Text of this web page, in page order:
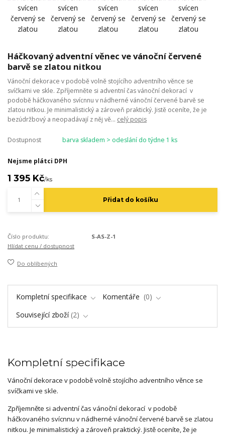
Háčkovaný adventní věnec ve vánoční červené
barvě se zlatou nitkou
Vánoční dekorace v podobě volně stojícího adventního věnce se
svíčkami ve skle. Zpříjemněte si adventní čas vánoční dekorací v
podobě háčkovaného svícnnu v nádherné vánoční červené barvě se
zlatou nitkou. Je minimalistický a zároveň praktický. Jistě oceníte, že je
bezúdržbový a neopadávají z něj vě... celý popis
Dostupnost barva skladem > odeslání do týdne 1 ks
Nejsme plátci DPH
1 395 Kč/ks
Přidat do košíku
Číslo produktu:
S-AS-Z-1
Hlídat cenu / dostupnost
Do oblíbených
Kompletní specifikace Komentáře
0
Související zboží 2
Kompletní specifikace
Vánoční dekorace v podobě volně stojícího adventního věnce se
svíčkami ve skle.
Zpříjemněte si adventní čas vánoční dekorací v podobě
háčkovaného svícnnu v nádherné vánoční červené barvě se zlatou
nitkou. Je minimalistický a zároveň praktický. Jistě oceníte, že je